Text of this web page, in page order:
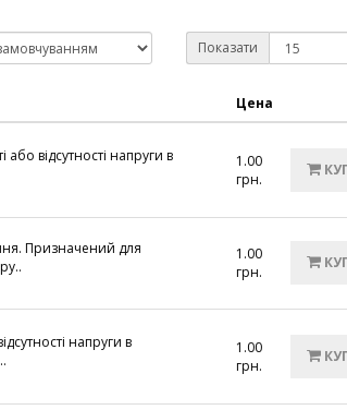
Показати
Цена
відсутності напруги в
1.00
грн.
Призначений для
1.00
грн.
напруги в
1.00
грн.